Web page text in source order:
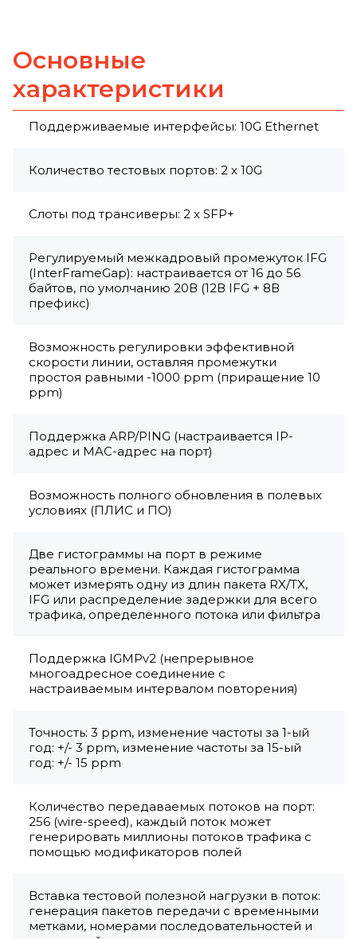
Основные
характеристики
Поддерживаемые интерфейсы: 10G Ethernet
Количество тестовых портов: 2 x 10G
Слоты под трансиверы: 2 x SFP+
Регулируемый межкадровый промежуток IFG
(InterFrameGap): настраивается от 16 до 56
байтов, по умолчанию 20В (12В IFG + 8В
префикс)
Возможность регулировки эффективной
скорости линии, оставляя промежутки
простоя равными -1000 ppm (приращение 10
ppm)
Поддержка ARP/PING (настраивается IP-
адрес и MAC-адрес на порт)
Возможность полного обновления в полевых
условиях (ПЛИС и ПО)
Две гистограммы на порт в режиме
реального времени. Каждая гистограмма
может измерять одну из длин пакета RX/TX,
IFG или распределение задержки для всего
трафика, определенного потока или фильтра
Поддержка IGMPv2 (непрерывное
многоадресное соединение с
настраиваемым интервалом повторения)
Точность: 3 ррm, изменение частоты за 1-ый
год: +/- 3 ppm, изменение частоты за 15-ый
год: +/- 15 ppm
Количество передаваемых потоков на порт:
256 (wire-speed), каждый поток может
генерировать миллионы потоков трафика с
помощью модификаторов полей
Вставка тестовой полезной нагрузки в поток:
генерация пакетов передачи с временными
метками, номерами последовательностей и